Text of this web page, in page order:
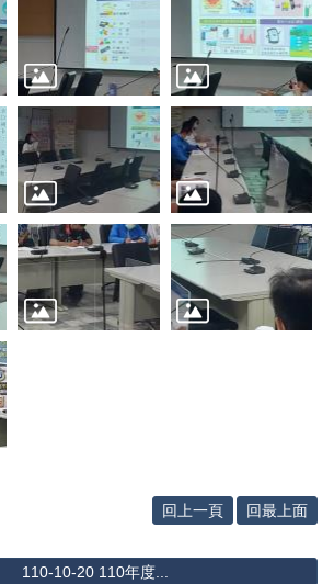
回上一頁 回最上面
110-10-20 110年度...